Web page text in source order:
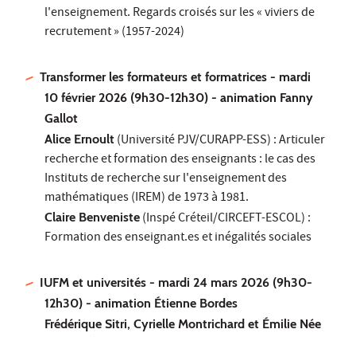
l'enseignement. Regards croisés sur les « viviers de
recrutement » (1957-2024)
Transformer les formateurs et formatrices - mardi
10 février 2026 (9h30-12h30) - animation Fanny
Gallot
Alice Ernoult (Université PJV/CURAPP-ESS) : Articuler
recherche et formation des enseignants : le cas des
Instituts de recherche sur l'enseignement des
mathématiques (IREM) de 1973 à 1981.
Claire Benveniste (Inspé Créteil/CIRCEFT-ESCOL) :
Formation des enseignant.es et inégalités sociales
IUFM et universités - mardi 24 mars 2026 (9h30-
12h30) - animation Étienne Bordes
Frédérique Sitri, Cyrielle Montrichard et Émilie Née